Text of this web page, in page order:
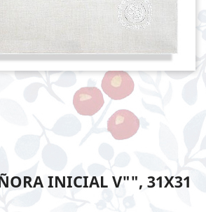
INICIAL V"", 31X31